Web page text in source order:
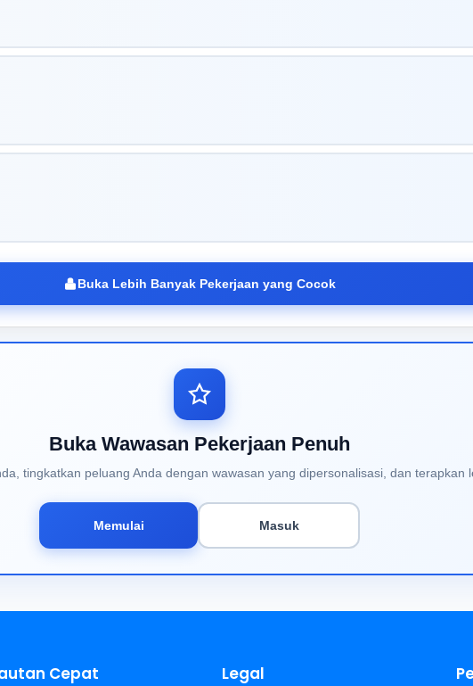
Buka Lebih Banyak Pekerjaan yang Cocok
Buka Wawasan Pekerjaan Penuh
tingkatkan peluang Anda dengan wawasan yang dipersonalisasi, dan terapkan
Memulai Masuk
Cepat Legal